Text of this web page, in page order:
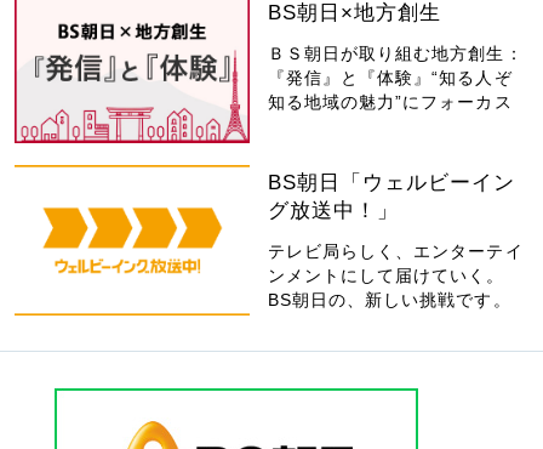
BS朝日×地方創生
ＢＳ朝日が取り組む地方創生：
『発信』と『体験』“知る人ぞ
知る地域の魅力”にフォーカス
BS朝日「ウェルビーイン
グ放送中！」
テレビ局らしく、エンターテイ
ンメントにして届けていく。
BS朝日の、新しい挑戦です。